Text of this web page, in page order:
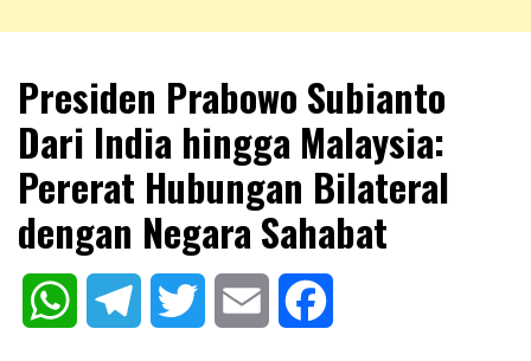
NKRIPOST
Presiden Prabowo Subianto
Dari India hingga Malaysia:
Pererat Hubungan Bilateral
dengan Negara Sahabat
WhatsAppTelegram Twitter Email